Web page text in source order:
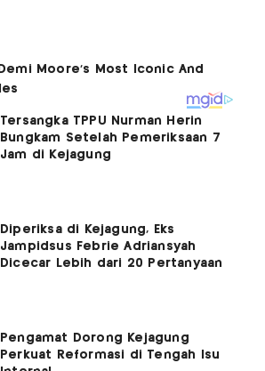
Tersangka TPPU Nurman Herin
Bungkam Setelah Pemeriksaan 7
Jam di Kejagung
Diperiksa di Kejagung, Eks
Jampidsus Febrie Adriansyah
Dicecar Lebih dari 20 Pertanyaan
Pengamat Dorong Kejagung
Perkuat Reformasi di Tengah Isu